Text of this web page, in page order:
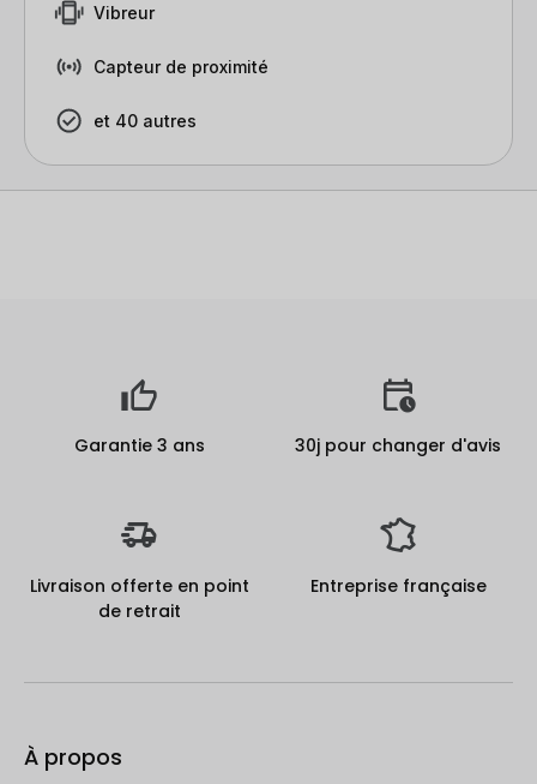
Vibreur
Capteur de proximité
et 40 autres
Garantie 3 ans 30j pour changer d'avis
Livraison offerte en point
de retrait
Entreprise française
À propos